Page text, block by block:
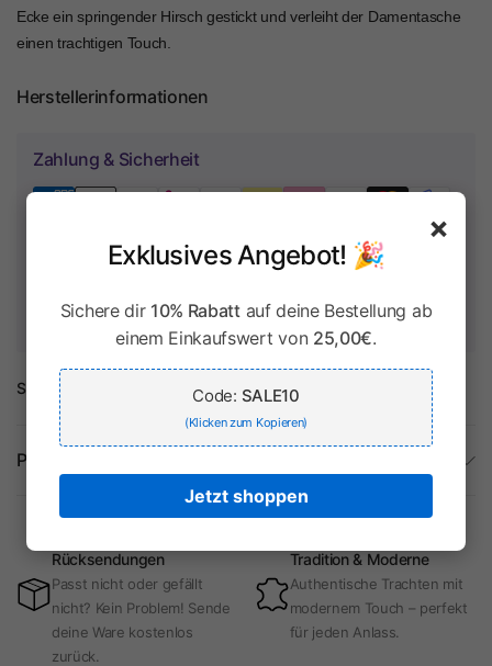
Ecke ein springender Hirsch gestickt und verleiht der Damentasche
einen trachtigen Touch.
Herstellerinformationen
Zahlung & Sicherheit
Ihr Zahlungsinformationen werden sicher verarbeitet. Wir
auf Ihre Kreditkarteninformationen.
Share:
Produktdetails
Rücksendungen
Passt nicht oder gefällt
nicht? Kein Problem! Sende
deine Ware kostenlos
zurück.
Tradition & Moderne
Authentische Trachten mit
modernem Touch – perfekt
für jeden Anlass.
×
Exklusives Angebot! 🎉
Sichere dir 10% Rabattauf deine Bestellung ab
einem Einkaufswert von 25,00€.
Code: SALE10
(Klicken zum Kopieren)
Jetzt shoppen